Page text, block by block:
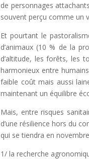
de personnages
souvent perçu comme un
Et pourtant le
d’animaux (10 % de la
d’altitude, les forêts, les
harmonieux entre
faible coût mais aussi
maintenant un équilibre
Mais, entre risques
d’une résilience hors du
qui se tiendra en
1/ la recherche